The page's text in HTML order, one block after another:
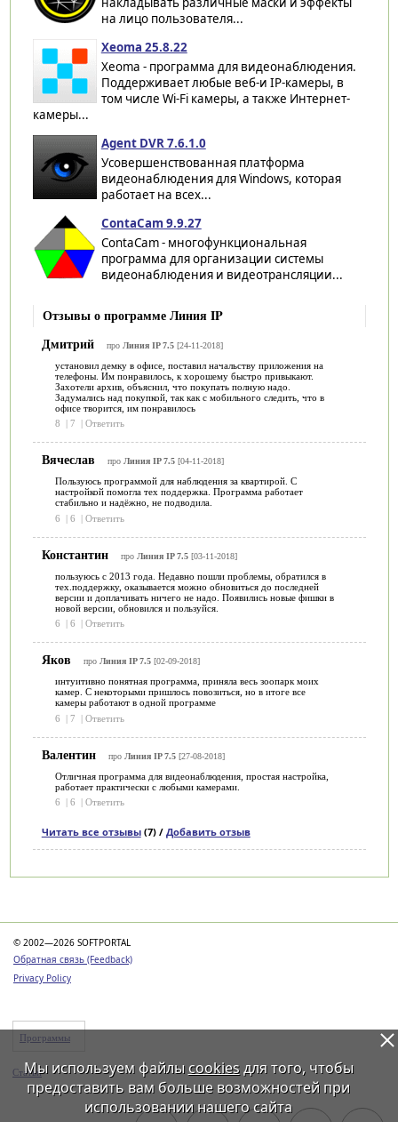
на лицо пользователя...
Xeoma 25.8.22
Xeoma - программа для видеонаблюдения.
Поддерживает любые веб-и IP-камеры, в
том числе Wi-Fi камеры, а также Интернет-
камеры...
Agent DVR 7.6.1.0
Усовершенствованная платформа
видеонаблюдения для Windows, которая
работает на всех...
ContaCam 9.9.27
ContaCam - многофункциональная
программа для организации системы
видеонаблюдения и видеотрансляции...
Отзывы о программе Линия IP
Дмитрий
про Линия IP 7.5[24-11-2018]
установил демку в офисе, поставил начальству приложения на
телефоны. Им понравилось, к хорошему быстро привыкают.
Захотели архив, объяснил, что покупать полную надо.
Задумались над покупкой, так как с мобильного следить, что в
офисе творится, им понравилось
8
7 Ответить
Вячеслав про Линия IP 7.5[04-11-2018]
Пользуюсь программой для наблюдения за квартирой. С
настройкой помогла тех поддержка. Программа работает
стабильно и надёжно, не подводила.
6
| 6 | Ответить
Константин про Линия IP 7.5[03-11-2018]
пользуюсь с 2013 года. Недавно пошли проблемы, обратился в
тех.поддержку, оказывается можно обновиться до последней
версии и доплачивать ничего не надо. Появились новые фишки в
новой версии, обновился и пользуйся.
6
6 Ответить
Яков про Линия IP 7.5[02-09-2018]
интуитивно понятная программа, приняла весь зоопарк моих
камер. С некоторыми пришлось повозиться, но в итоге все
камеры работают в одной программе
6
| 7 | Ответить
Валентин про Линия IP 7.5[27-08-2018]
Отличная программа для видеонаблюдения, простая настройка,
работает практически с любыми камерами.
6
6 Ответить
Читать все отзывы(7) / Добавить отзыв
© 2002—2026 SOFTPORTAL
Обратная связь (Feedback)
Privacy Policy
Программы
Статьи
Мы используем файлы cookiesдля того, чтобы
предоставить вам больше возможностей при
использовании нашего сайта